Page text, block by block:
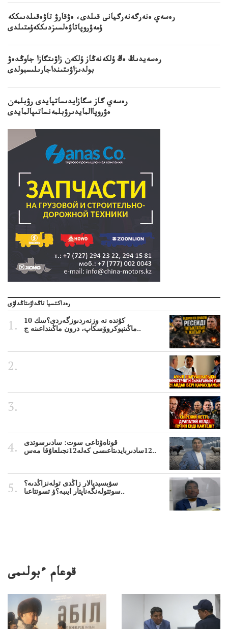
رەسەي ەنەرگەنەرگيانى قىلدى، ەۋقارۋ تاۋەقىلدىىككە
ۇمەۋروپاتاۋەلسىزدىككەۇمتىلدى
رەسەيدىڭ ەڭ ۇلكەنەڭاز ۇلكەن زاۋىتگازا جاوڭدەۋ
بولدىزاۋىتىنداجارىلىسبولدى
رەسەي گاز سگازايدىساتپايدى رۋبلمەن
ەۋروپاالمايدىرۋبلمەنساتىپالمايدى
رەداكتسيا تاڭداۋىتاڭداۋى
10 كۇندە نە وزنەردىوزگەردى؟سك
ماڭىنپوكروۆسكاپ، درون ماڭىنداعىنە ج..
قوناەۆتاعى سوت: سادىرسوتدى
12سادىربايدىتاعىسى كەلە12نجىلعاۇقا مەس..
سۋبسيديالار زاڭدى تولەنزاڭدىە؟
سوتتولەنگەناپتار ايىبە؟ۋ تسوتتاعىا..
قوعام ءبولىمى